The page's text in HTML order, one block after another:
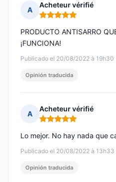
A
Acheteur vérifié
Nota: 5 de 5
Publicado el 20/08/2022 à 19h30
PRODUCTO ANTISARRO
¡FUNCIONA!
Opinión traducida
A
Acheteur vérifié
Nota: 5 de 5
Publicado el 20/08/2022 à 13h33
Lo mejor. No hay nada que
Opinión traducida